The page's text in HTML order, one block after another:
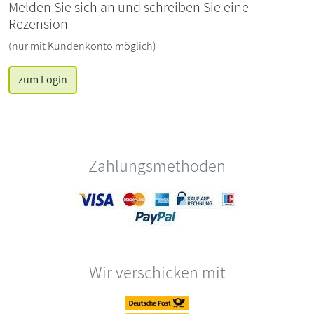
Melden Sie sich an und schreiben Sie eine
Rezension
(nur mit Kundenkonto möglich)
zum Login
Zahlungsmethoden
Wir verschicken mit